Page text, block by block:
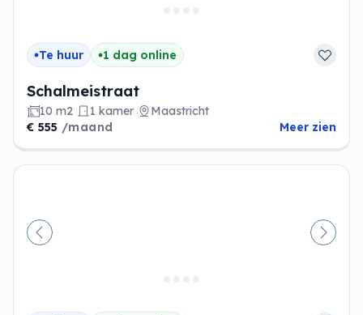
Te huur 1 dag online
Schalmeistraat
10 m2 1 kamer
Maastricht
€ 555 /maand Meer zien
Vorige